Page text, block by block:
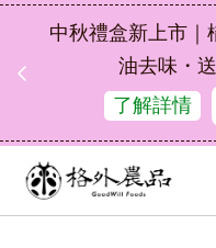
中秋禮盒新上市｜
油去味・
了解詳情